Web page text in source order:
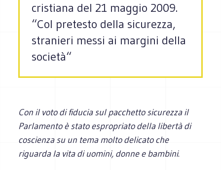
cristiana del 21 maggio 2009.
“Col pretesto della sicurezza,
stranieri messi ai margini della
società“
Con il voto di fiducia sul pacchetto sicurezza il
Parlamento è stato espropriato della libertà di
coscienza su un tema molto delicato che
riguarda la vita di uomini, donne e bambini.